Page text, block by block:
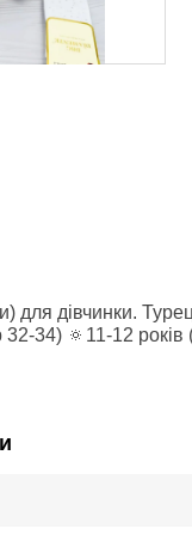
для дівчинки.
32-34) 🔅11-12